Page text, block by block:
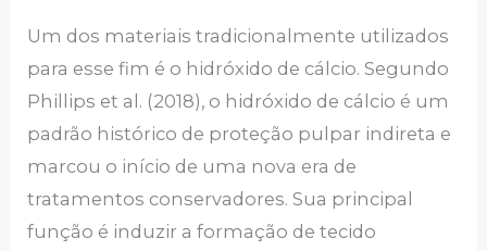
Um dos materiais tradicionalmente utilizados
para esse fim é o hidróxido de cálcio. Segundo
Phillips et al. (2018), o hidróxido de cálcio é um
padrão histórico de proteção pulpar indireta e
marcou o início de uma nova era de
tratamentos conservadores. Sua principal
função é induzir a formação de tecido